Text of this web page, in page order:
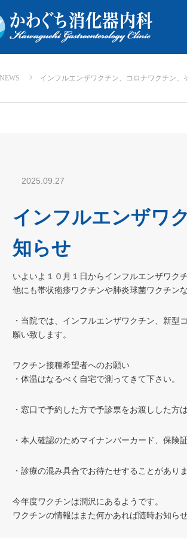
NEWS インフルエンザワクチン、コロナワクチン
2025.09.27
インフルエンザワ
知らせ
いよいよ１０月１日からインフルエンザワク
他にも帯状疱疹ワクチンや肺炎球菌ワクチン
・当院では、インフルエンザワクチン、新
願い致します。
ワクチン接種希望者へのお願い
・体温はなるべく自宅で測ってきて下さい。
・窓口で予約した方で予診票をお渡しした方
・本人確認のためマイナンバーカード、保険
・診療の混み具合でお待たせすることがあり
今年度ワクチンは潤沢にあるようです。
ワクチンの情報はまた何かあれば随時お知ら